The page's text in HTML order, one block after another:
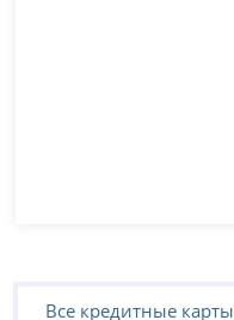
Все кредитные карты